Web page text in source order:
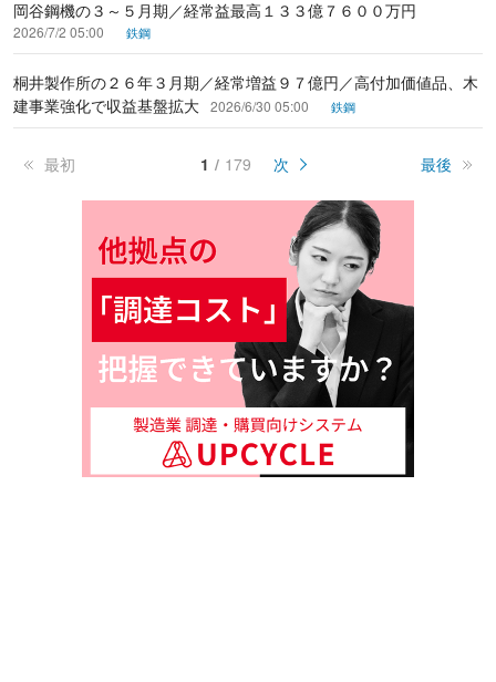
岡谷鋼機の３～５月期／経常益最高１３３億７６００万円
2026/7/2 05:00 鉄鋼
桐井製作所の２６年３月期／経常増益９７億円／高付加価値品、木
建事業強化で収益基盤拡大 2026/6/30 05:00 鉄鋼
最初 1 179 次 最後